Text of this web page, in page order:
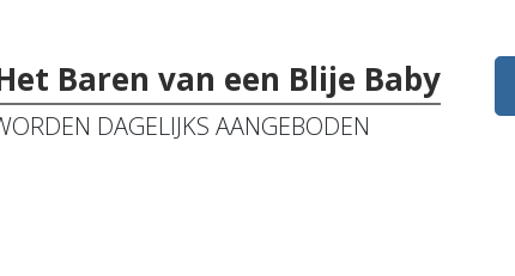
Baren van een Blije Baby
DAGELIJKS AANGEBODEN